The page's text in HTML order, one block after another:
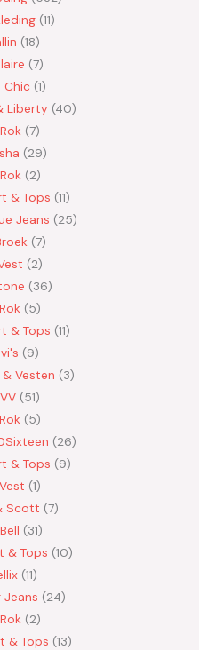
11
18
7
Chic 1
Liberty 40
Rok 7
29
Rok 2
& Tops 11
Jeans 25
7
2
36
Rok
5
& Tops 11
9
& Vesten
3
51
Rok
5
26
& Tops 9
Vest 1
Scott 7
31
& Tops 10
11
Jeans 24
Rok 2
& Tops 13